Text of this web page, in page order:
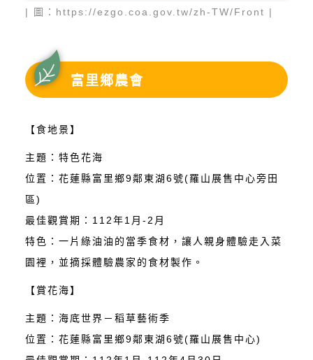
| 圖：https://ezgo.coa.gov.tw/zh-TW/Front |
富里鄉農會
【食地景】
主題：特色花海
位置：花蓮縣富里鄉9鄰東湖6號(羅山展售中心旁田
區)
最佳觀賞期：112年1月-2月
特色：一片綠油油的當季食材，讓人親身體驗走入菜
園裡，並摘採體驗農家的食材製作。
【賞花海】
主題：海底世界－稻草藝術季
位置：花蓮縣富里鄉9鄰東湖6號(羅山展售中心)